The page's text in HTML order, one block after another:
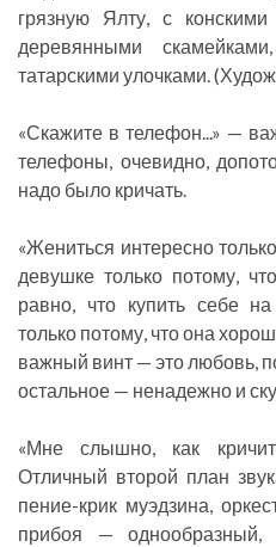
грязную Ялту, с
деревянными
татарскими улочками.
«Скажите в телефон...» —
телефоны, очевидно,
надо было кричать.
«Жениться интересно
девушке только потому,
равно, что купить себе
только потому, что она
важный винт — это любовь,
остальное — ненадежно и
«Мне слышно, как
Отличный второй план
пение-крик муэдзина,
прибоя —